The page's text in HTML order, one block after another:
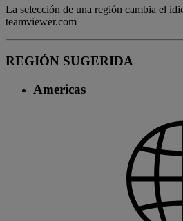
La selección de una región cambia el
teamviewer.com
REGIÓN SUGERIDA
Americas